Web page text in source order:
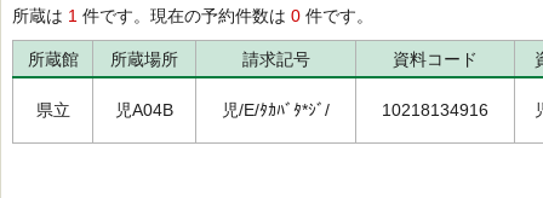
所蔵は 1 件です。現在の予約件数は 0 件です。
所蔵館 所蔵場所 請求記号 資料コード
県立 児A04B 児/E/ﾀｶﾊﾞﾀ*ｼﾞ/ 10218134916